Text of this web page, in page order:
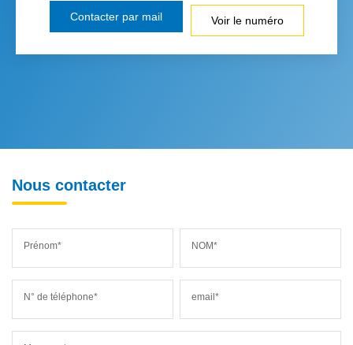
Contacter par mail Voir le numéro
Nous contacter
Prénom* NOM*
N° de téléphone* email*